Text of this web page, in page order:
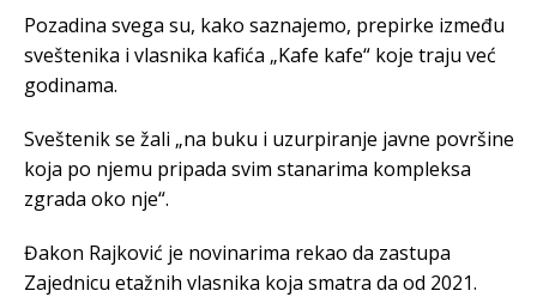
Pozadina svega su, kako saznajemo, prepirke između
sveštenika i vlasnika kafića „Kafe kafe“ koje traju već
godinama.
Sveštenik se žali „na buku i uzurpiranje javne površine
koja po njemu pripada svim stanarima kompleksa
zgrada oko nje“.
Đakon Rajković je novinarima rekao da zastupa
Zajednicu etažnih vlasnika koja smatra da od 2021.